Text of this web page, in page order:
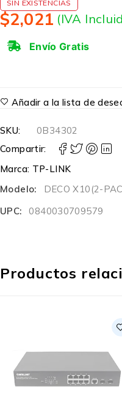
SIN EXISTENCIAS
$2,021 (IVA
Envío Gratis
Añadir a la lista de
SKU:
0B34302
Compartir:
Marca: TP-LINK
Modelo:
DECO X10(2-
UPC:
0840030709579
Productos